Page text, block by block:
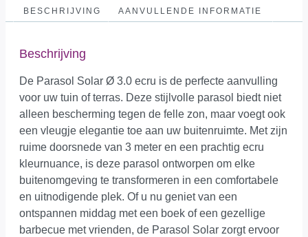
BESCHRIJVING AANVULLENDE INFORMATIE
Beschrijving
De Parasol Solar Ø 3.0 ecru is de perfecte aanvulling
voor uw tuin of terras. Deze stijlvolle parasol biedt niet
alleen bescherming tegen de felle zon, maar voegt ook
een vleugje elegantie toe aan uw buitenruimte. Met zijn
ruime doorsnede van 3 meter en een prachtig ecru
kleurnuance, is deze parasol ontworpen om elke
buitenomgeving te transformeren in een comfortabele
en uitnodigende plek. Of u nu geniet van een
ontspannen middag met een boek of een gezellige
barbecue met vrienden, de Parasol Solar zorgt ervoor